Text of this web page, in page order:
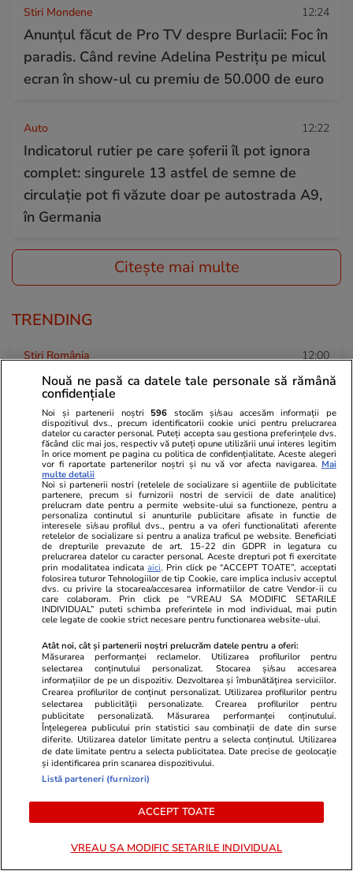
Stiri Mondene 12:24
Anunțul făcut de Pro TV despre Burlacii: Foc în
paradis. Când revine Adelina Pestrițu pe micul
ecran în show-ul cu premiu de 50.000 de euro
Auto 12:22
Indicatorul rutier pe care șoferii îl pot ignora
complet: singurele 13 astfel de semne de
circulație pot fi văzute doar pe autostrada A9,
în Germania
Citește mai multe
TRENDING
Știri România 12:00
Aproape toată țara a intrat de la ora 12 sub
avertizare de furtuni cu grindină și ploi
torențiale de până la 50 l/mp
Știri România 05 aug.
Schimbarea la Față a Domnului 2026 – tradiții
și superstiții
Știri România 08:15
Aplicația e-Terra ANCPI: anunțul Guvernului
privind reluarea activității în cadastru
Bani și Afaceri 08:24
Benzina s-a ieftinit, joi, 6 august 2026. Cât
costă un litru de carburant în București, Iași,
Cluj-Napoca, Timișoara și Constanța
Nouă ne pasă ca datele tale personale să rămână
confidențiale
Noi și partenerii noștri 596 stocăm și/sau accesăm informații pe
dispozitivul dvs., precum identificatorii cookie unici pentru prelucrarea
datelor cu caracter personal. Puteți accepta sau gestiona preferințele dvs.
făcând clic mai jos, respectiv vă puteți opune utilizării unui interes legitim
în orice moment pe pagina cu politica de confidențialitate. Aceste alegeri
vor fi raportate partenerilor noștri și nu vă vor afecta navigarea. Mai
multe detalii
Noi si partenerii nostri (retelele de socializare si agentiile de publicitate
partenere, precum si furnizorii nostri de servicii de date analitice)
prelucram date pentru a permite website-ului sa functioneze, pentru a
personaliza continutul si anunturile publicitare afisate in functie de
interesele si/sau profilul dvs., pentru a va oferi functionalitati aferente
retelelor de socializare si pentru a analiza traficul pe website. Beneficiati
de drepturile prevazute de art. 15-22 din GDPR in legatura cu
prelucrarea datelor cu caracter personal. Aceste drepturi pot fi exercitate
prin modalitatea indicataaici. Prin click pe “ACCEPT TOATE”, acceptati
folosirea tuturor Tehnologiilor de tip Cookie, care implica inclusiv acceptul
dvs. cu privire la stocarea/accesarea informatiilor de catre Vendor-ii cu
care colaboram. Prin click pe “VREAU SA MODIFIC SETARILE
INDIVIDUAL” puteti schimba preferintele in mod individual, mai putin
cele legate de cookie strict necesare pentru functionarea website-ului.
Atât noi, cât și partenerii noștri prelucrăm datele pentru a oferi:
Măsurarea performanței reclamelor. Utilizarea profilurilor pentru
selectarea conținutului personalizat. Stocarea și/sau accesarea
informațiilor de pe un dispozitiv. Dezvoltarea și îmbunătățirea serviciilor.
Crearea profilurilor de conținut personalizat. Utilizarea profilurilor pentru
selectarea publicității personalizate. Crearea profilurilor pentru
publicitate personalizată. Măsurarea performanței conținutului.
Înțelegerea publicului prin statistici sau combinații de date din surse
diferite. Utilizarea datelor limitate pentru a selecta conținutul. Utilizarea
de date limitate pentru a selecta publicitatea. Date precise de geolocație
și identificarea prin scanarea dispozitivului.
Listă parteneri (furnizori)
ACCEPT TOATE
VREAU SA MODIFIC SETARILE INDIVIDUAL